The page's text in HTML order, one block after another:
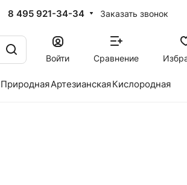
8 495 921-34-34 Заказать звонок
Войти Сравнение
ПрироднаяАртезианскаяКислородная